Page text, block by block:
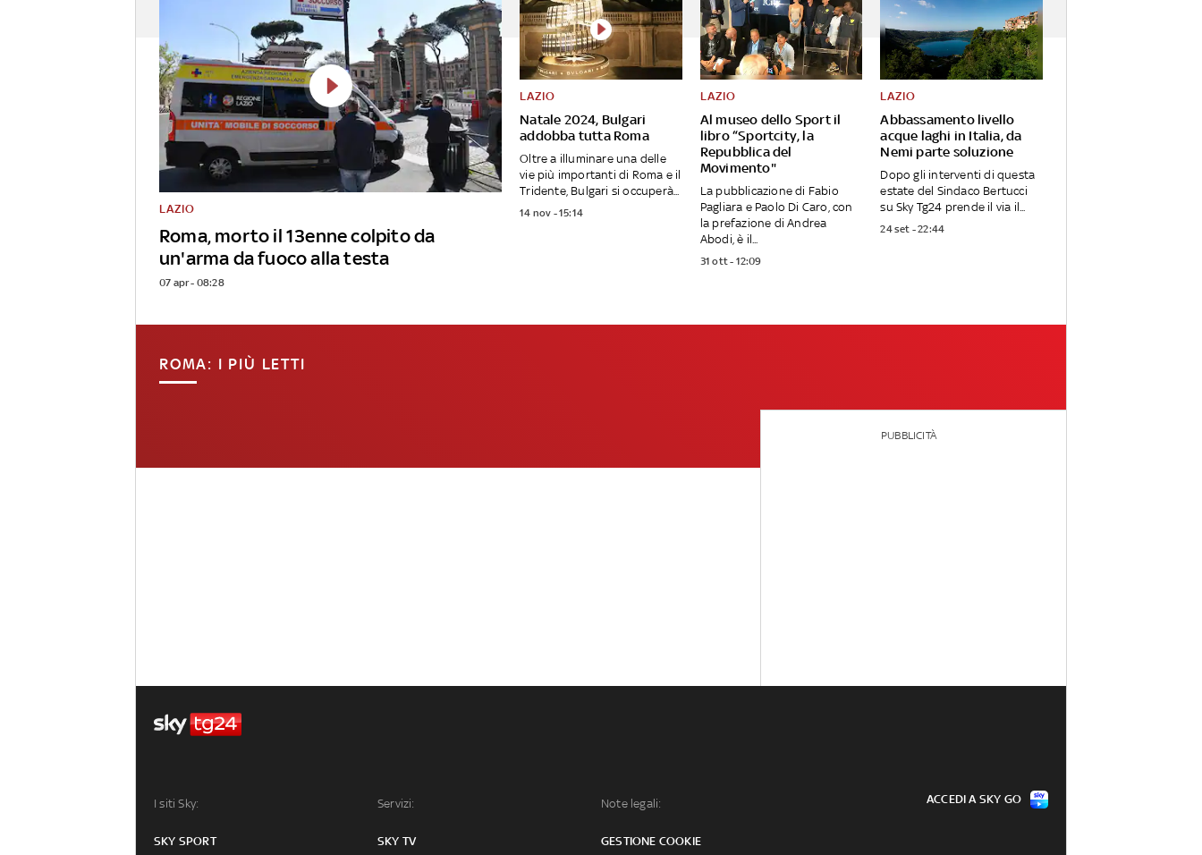
Roma, morto il 13enne colpito da
un'arma da fuoco alla testa
LAZIO
07 apr - 08:28
Natale 2024, Bulgari
addobba tutta Roma
LAZIO
Oltre a illuminare una delle
vie più importanti di Roma e il
Tridente, Bulgari si occuperà...
14 nov - 15:14
Al museo dello Sport il
libro “Sportcity, la
Repubblica del
Movimento"
LAZIO
La pubblicazione di Fabio
Pagliara e Paolo Di Caro, con
la prefazione di Andrea
Abodi, è il...
31 ott - 12:09
Abbassamento livello
acque laghi in Italia, da
Nemi parte soluzione
LAZIO
Dopo gli interventi di questa
estate del Sindaco Bertucci
su Sky Tg24 prende il via il...
24 set - 22:44
ROMA: I PIÙ LETTI
PUBBLICITÀ
I siti Sky:
SKY SPORT
Servizi:
SKY TV
Note legali:
GESTIONE COOKIE
ACCEDI A SKY GO